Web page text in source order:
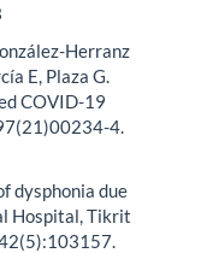
Herranz
E, Plaza G.
COVID-19
4.
dysphonia due
Hospital, Tikrit